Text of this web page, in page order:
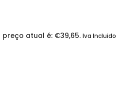
preço atual é: €39,65. Iva Incluido